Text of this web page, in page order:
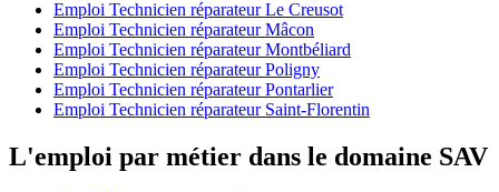
Emploi Technicien réparateur Le Creusot
Emploi Technicien réparateur Mâcon
Emploi Technicien réparateur Montbéliard
Emploi Technicien réparateur Poligny
Emploi Technicien réparateur Pontarlier
Emploi Technicien réparateur Saint-Florentin
L'emploi par métier dans le domaine SAV